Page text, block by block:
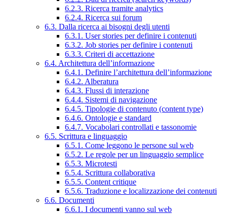
6.2.3. Ricerca tramite analytics
6.2.4. Ricerca sui forum
6.3. Dalla ricerca ai bisogni degli utenti
6.3.1. User stories per definire i contenuti
6.3.2. Job stories per definire i contenuti
6.3.3. Criteri di accettazione
6.4. Architettura dell’informazione
6.4.1. Definire l’architettura dell’informazione
6.4.2. Alberatura
6.4.3. Flussi di interazione
6.4.4. Sistemi di navigazione
6.4.5. Tipologie di contenuto (content type)
6.4.6. Ontologie e standard
6.4.7. Vocabolari controllati e tassonomie
6.5. Scrittura e linguaggio
6.5.1. Come leggono le persone sul web
6.5.2. Le regole per un linguaggio semplice
6.5.3. Microtesti
6.5.4. Scrittura collaborativa
6.5.5. Content critique
6.5.6. Traduzione e localizzazione dei contenuti
6.6. Documenti
6.6.1. I documenti vanno sul web